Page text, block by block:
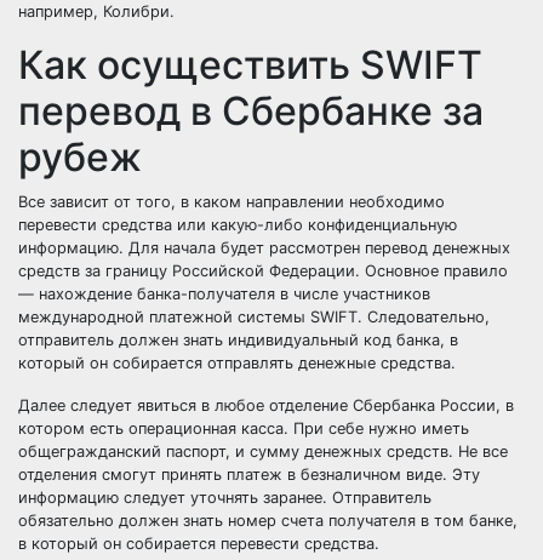
например, Колибри.
Как осуществить SWIFT
перевод в Сбербанке за
рубеж
Все зависит от того, в каком направлении необходимо
перевести средства или какую-либо конфиденциальную
информацию. Для начала будет рассмотрен перевод денежных
средств за границу Российской Федерации. Основное правило
— нахождение банка-получателя в числе участников
международной платежной системы SWIFT. Следовательно,
отправитель должен знать индивидуальный код банка, в
который он собирается отправлять денежные средства.
Далее следует явиться в любое отделение Сбербанка России, в
котором есть операционная касса. При себе нужно иметь
общегражданский паспорт, и сумму денежных средств. Не все
отделения смогут принять платеж в безналичном виде. Эту
информацию следует уточнять заранее. Отправитель
обязательно должен знать номер счета получателя в том банке,
в который он собирается перевести средства.